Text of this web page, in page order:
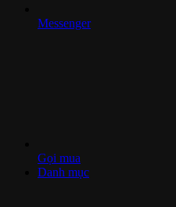
Messenger
Gọi mua
Danh mục